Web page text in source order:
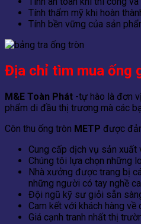
Tính thẩm mỹ khi hoàn
Tính bền vững của sản
Địa chỉ tìm mua ống
M&E Toàn Phát -tự hào là đơn
phẩm di đầu thị trương mà các
Côn thu ống tròn METP được
Cung cấp dịch vụ sản
Chúng tôi lựa chọn những
Nhà xưởng được trang bị
những người có tay nghề
Đội ngũ kỹ sư giỏi sẵn
Cam kết với khách hàng
Giá cạnh tranh nhất thị